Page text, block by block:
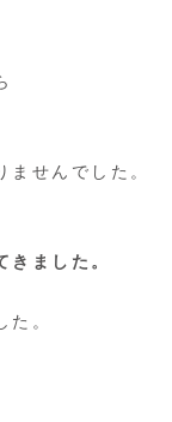
せんでした。
ました。
た。